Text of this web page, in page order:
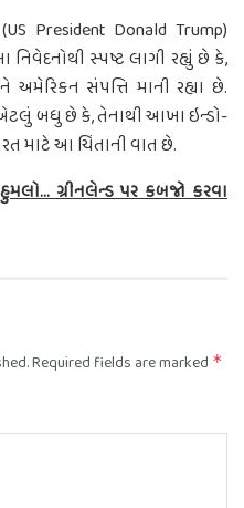
(US President Donald Trump)
સ્પષ્ટ લાગી રહ્યું છે કે,
અમેરિકન સંપત્તિ માની રહ્યા છે.
એટલું બધુ છે કે, તેનાથી આખા ઇન્ડો-
માટે આ ચિંતાની વાત છે.
ગ્રીનલેન્ડ પર કબજો કરવા
Required fields are marked *